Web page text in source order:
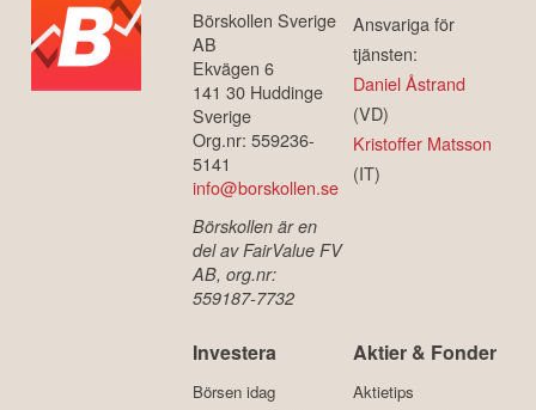
Börskollen Sverige
AB
Ekvägen 6
141 30 Huddinge
Sverige
Org.nr: 559236-
5141
info@borskollen.se
Börskollen är en
del av FairValue FV
AB, org.nr:
559187-7732
Ansvariga för
tjänsten:
Daniel Åstrand
(VD)
Kristoffer Matsson
(IT)
Investera
Börsen idag
Aktier & Fonder
Aktietips